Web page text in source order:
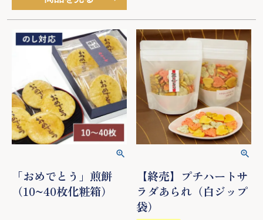
「おめでとう」煎餅
（10~40枚化粧箱）
【終売】プチハートサ
ラダあられ（白ジップ
袋）